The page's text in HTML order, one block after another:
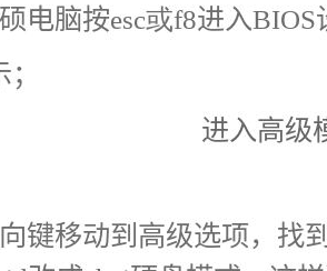
电脑按esc或f8进入BIOS
；
键移动到 高级选项，找